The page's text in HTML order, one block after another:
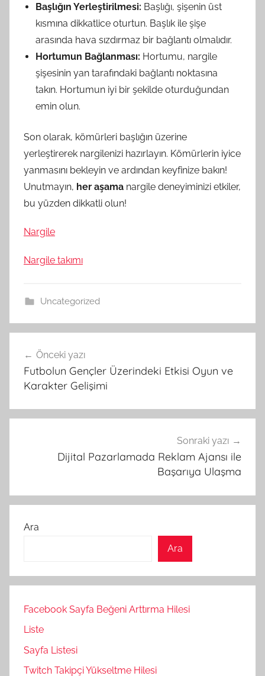
Başlığın Yerleştirilmesi: Başlığı, şişenin üst
kısmına dikkatlice oturtun. Başlık ile şişe
arasında hava sızdırmaz bir bağlantı olmalıdır.
Hortumun Bağlanması: Hortumu, nargile
şişesinin yan tarafındaki bağlantı noktasına
takın. Hortumun iyi bir şekilde oturduğundan
emin olun.
Son olarak, kömürleri başlığın üzerine
yerleştirerek nargilenizi hazırlayın. Kömürlerin iyice
yanmasını bekleyin ve ardından keyfinize bakın!
Unutmayın, her aşama nargile deneyiminizi etkiler,
bu yüzden dikkatli olun!
Nargile
Nargile takımı
Uncategorized
gezinmesi
Önceki yazı
Futbolun Gençler Üzerindeki Etkisi Oyun ve
Karakter Gelişimi
Sonraki yazı
Dijital Pazarlamada Reklam Ajansı ile
Başarıya Ulaşma
Ara
Ara
Facebook Sayfa Beğeni Arttırma Hilesi
Liste
Sayfa Listesi
Twitch Takipçi Yükseltme Hilesi